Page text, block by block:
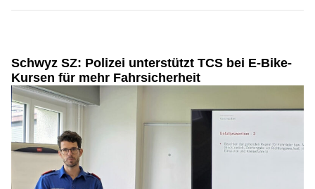
Schwyz SZ: Polizei unterstützt TCS bei E-Bike-
Kursen für mehr Fahrsicherheit